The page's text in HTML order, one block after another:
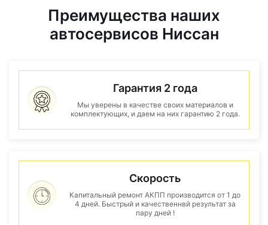
Преимущества наших
автосервисов Ниссан
Гарантия 2 года
Мы уверены в качестве своих материалов и
комплектующих, и даем на них гарантию 2 года.
Скорость
Капитальный ремонт АКПП производится от 1 до
4 дней. Быстрый и качественнвй результат за
пару дней !